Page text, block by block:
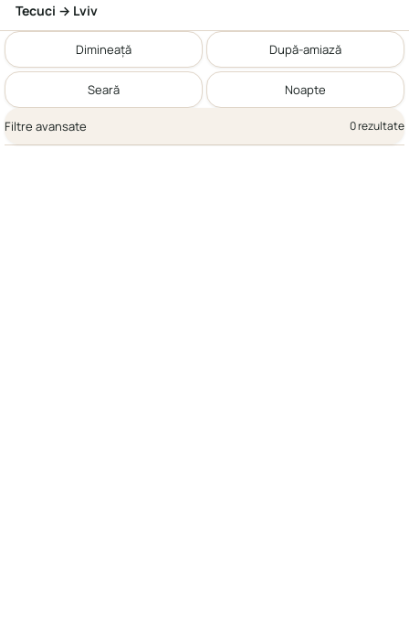
Tecuci → Lviv
Dimineață După-amiază
Seară Noapte
Filtre avansate 0 rezultate